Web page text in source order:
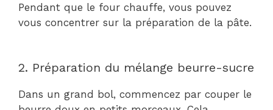
Pendant que le four chauffe, vous pouvez
vous concentrer sur la préparation de la pâte.
2. Préparation du mélange beurre-sucre
Dans un grand bol, commencez par couper le